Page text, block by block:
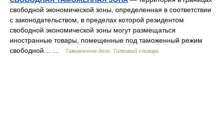
свободной экономической зоны, определенная в соответствии
с законодательством, в пределах которой резидентом
свободной экономической зоны могут размещаться
иностранные товары, помещенные под таможенный режим
свободной… …
Таможенное дело. Толковый словарь